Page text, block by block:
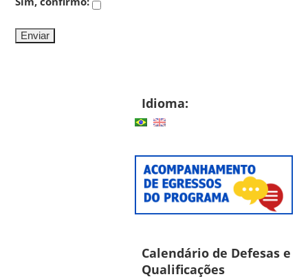
Idioma:
Calendário de Defesas e
Qualificações